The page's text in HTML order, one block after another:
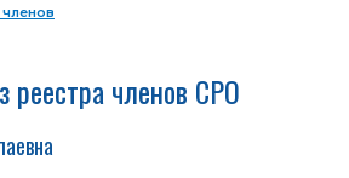
реестра членов СРО